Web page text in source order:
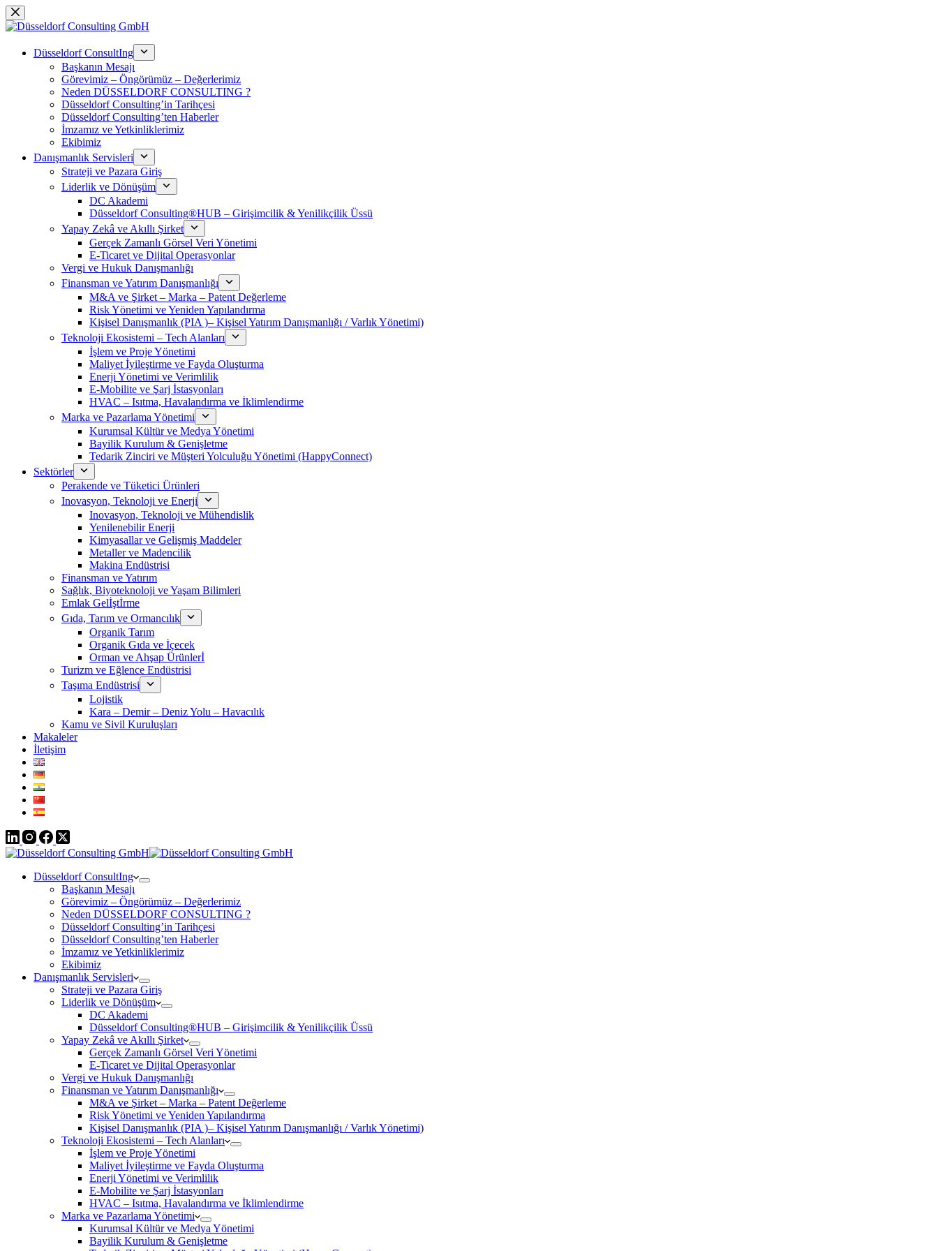
Skip
to
Düsseldorf ConsultIng
Başkanın Mesajı
Görevimiz – Öngörümüz – Değerlerimiz
Neden DÜSSELDORF CONSULTING ?
Düsseldorf Consulting’in Tarihçesi
Düsseldorf Consulting’ten Haberler
İmzamız ve Yetkinliklerimiz
Ekibimiz
Danışmanlık Servisleri
Strateji ve Pazara Giriş
Liderlik ve Dönüşüm
DC Akademi
Düsseldorf Consulting®HUB – Girişimcilik & Yenilikçilik Üssü
Yapay Zekâ ve Akıllı Şirket
Gerçek Zamanlı Görsel Veri Yönetimi
E-Ticaret ve Dijital Operasyonlar
Vergi ve Hukuk Danışmanlığı
Finansman ve Yatırım Danışmanlığı
M&A ve Şirket – Marka – Patent Değerleme
Risk Yönetimi ve Yeniden Yapılandırma
Kişisel Danışmanlık (PIA )– Kişisel Yatırım Danışmanlığı / Varlık Yönetimi)
Teknoloji Ekosistemi – Tech Alanları
İşlem ve Proje Yönetimi
Maliyet İyileştirme ve Fayda Oluşturma
Enerji Yönetimi ve Verimlilik
E-Mobilite ve Şarj İstasyonları
HVAC – Isıtma, Havalandırma ve İklimlendirme
Marka ve Pazarlama Yönetimi
Kurumsal Kültür ve Medya Yönetimi
Bayilik Kurulum & Genişletme
Tedarik Zinciri ve Müşteri Yolculuğu Yönetimi (HappyConnect)
Sektörler
Perakende ve Tüketici Ürünleri
Inovasyon, Teknoloji ve Enerji
Inovasyon, Teknoloji ve Mühendislik
Yenilenebilir Enerji
Kimyasallar ve Gelişmiş Maddeler
Metaller ve Madencilik
Makina Endüstrisi
Finansman ve Yatırım
Sağlık, Biyoteknoloji ve Yaşam Bilimleri
Emlak Gelİştİrme
Gıda, Tarım ve Ormancılık
Organik Tarım
Organik Gıda ve İçecek
Orman ve Ahşap Ürünlerİ
Turizm ve Eğlence Endüstrisi
Taşıma Endüstrisi
Lojistik
Kara – Demir – Deniz Yolu – Havacılık
Kamu ve Sivil Kuruluşları
Makaleler
İletişim
Düsseldorf ConsultIng
Başkanın Mesajı
Görevimiz – Öngörümüz – Değerlerimiz
Neden DÜSSELDORF CONSULTING ?
Düsseldorf Consulting’in Tarihçesi
Düsseldorf Consulting’ten Haberler
İmzamız ve Yetkinliklerimiz
Ekibimiz
Danışmanlık Servisleri
Strateji ve Pazara Giriş
Liderlik ve Dönüşüm
DC Akademi
Düsseldorf Consulting®HUB – Girişimcilik & Yenilikçilik Üssü
Yapay Zekâ ve Akıllı Şirket
Gerçek Zamanlı Görsel Veri Yönetimi
E-Ticaret ve Dijital Operasyonlar
Vergi ve Hukuk Danışmanlığı
Finansman ve Yatırım Danışmanlığı
M&A ve Şirket – Marka – Patent Değerleme
Risk Yönetimi ve Yeniden Yapılandırma
Kişisel Danışmanlık (PIA )– Kişisel Yatırım Danışmanlığı / Varlık Yönetimi)
Teknoloji Ekosistemi – Tech Alanları
İşlem ve Proje Yönetimi
Maliyet İyileştirme ve Fayda Oluşturma
Enerji Yönetimi ve Verimlilik
E-Mobilite ve Şarj İstasyonları
HVAC – Isıtma, Havalandırma ve İklimlendirme
Marka ve Pazarlama Yönetimi
Kurumsal Kültür ve Medya Yönetimi
Bayilik Kurulum & Genişletme